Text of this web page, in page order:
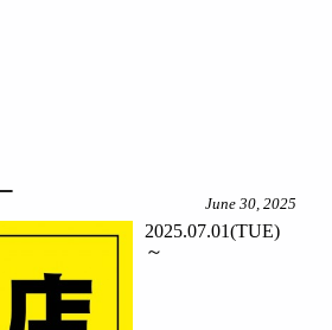
June 30, 2025
2025.07.01(TUE)
～